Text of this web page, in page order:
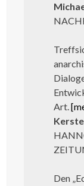
Art.
Den